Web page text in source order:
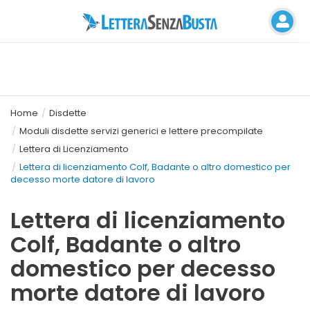
Home
Disdette
Moduli disdette servizi generici e lettere precompilate
Lettera di Licenziamento
Lettera di licenziamento Colf, Badante o altro domestico per
decesso morte datore di lavoro
Lettera di licenziamento
Colf, Badante o altro
domestico per decesso
morte datore di lavoro